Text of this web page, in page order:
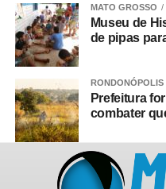
MATO GROSSO
Museu de
de pipas
RONDONÓPOLIS
Prefeitura
combater